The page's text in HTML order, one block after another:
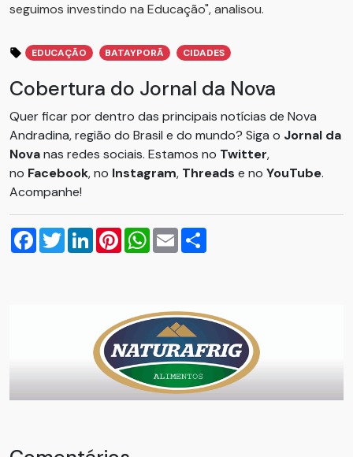
seguimos investindo na Educação", analisou.
EDUCAÇÃO BATAYPORÃ CIDADES
Cobertura do Jornal da Nova
Quer ficar por dentro das principais notícias de Nova
Andradina, região do Brasil e do mundo? Siga o Jornal da
Novanas redes sociais. Estamos no Twitter,
no Facebook, no Instagram, Threads e no YouTube.
Acompanhe!
Facebook
TwitterLinkedInPinterestWhatsApp
Email